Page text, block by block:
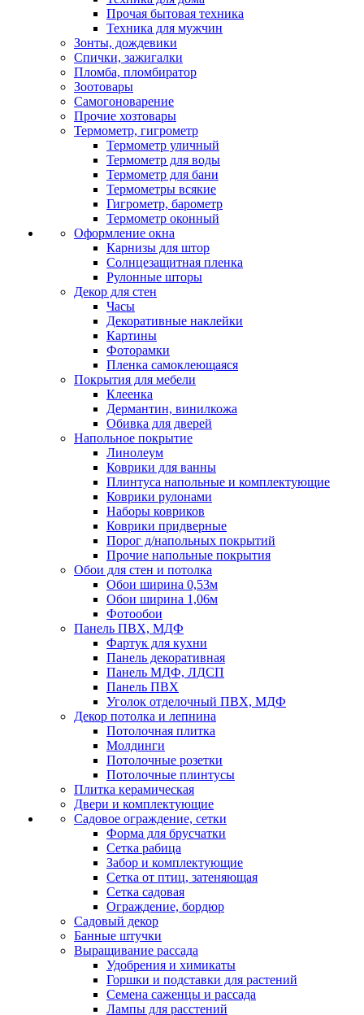
Прочая бытовая техника
Техника для мужчин
Зонты, дождевики
Спички, зажигалки
Пломба, пломбиратор
Зоотовары
Самогоноварение
Прочие хозтовары
Термометр, гигрометр
Термометр уличный
Термометр для воды
Термометр для бани
Термометры всякие
Гигрометр, барометр
Термометр оконный
Оформление окна
Карнизы для штор
Солнцезащитная пленка
Рулонные шторы
Декор для стен
Часы
Декоративные наклейки
Картины
Фоторамки
Пленка самоклеющаяся
Покрытия для мебели
Клеенка
Дермантин, винилкожа
Обивка для дверей
Напольное покрытие
Линолеум
Коврики для ванны
Плинтуса напольные и комплектующие
Коврики рулонами
Наборы ковриков
Коврики придверные
Порог д/напольных покрытий
Прочие напольные покрытия
Обои для стен и потолка
Обои ширина 0,53м
Обои ширина 1,06м
Фотообои
Панель ПВХ, МДФ
Фартук для кухни
Панель декоративная
Панель МДФ, ЛДСП
Панель ПВХ
Уголок отделочный ПВХ, МДФ
Декор потолка и лепнина
Потолочная плитка
Молдинги
Потолочные розетки
Потолочные плинтусы
Плитка керамическая
Двери и комплектующие
Садовое ограждение, сетки
Форма для брусчатки
Сетка рабица
Забор и комплектующие
Сетка от птиц, затеняющая
Сетка садовая
Ограждение, бордюр
Садовый декор
Банные штучки
Выращивание рассада
Удобрения и химикаты
Горшки и подставки для растений
Семена саженцы и рассада
Лампы для расстений